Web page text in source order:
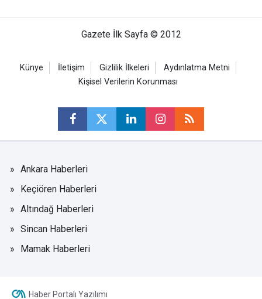
Gazete İlk Sayfa © 2012
Künye İletişim Gizlilik İlkeleri
Aydınlatma Metni
Kişisel Verilerin Korunması
Ankara Haberleri
Keçiören Haberleri
Altındağ Haberleri
Sincan Haberleri
Mamak Haberleri
Haber Portalı Yazılımı